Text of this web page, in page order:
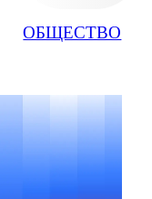
ОБЩЕСТВО